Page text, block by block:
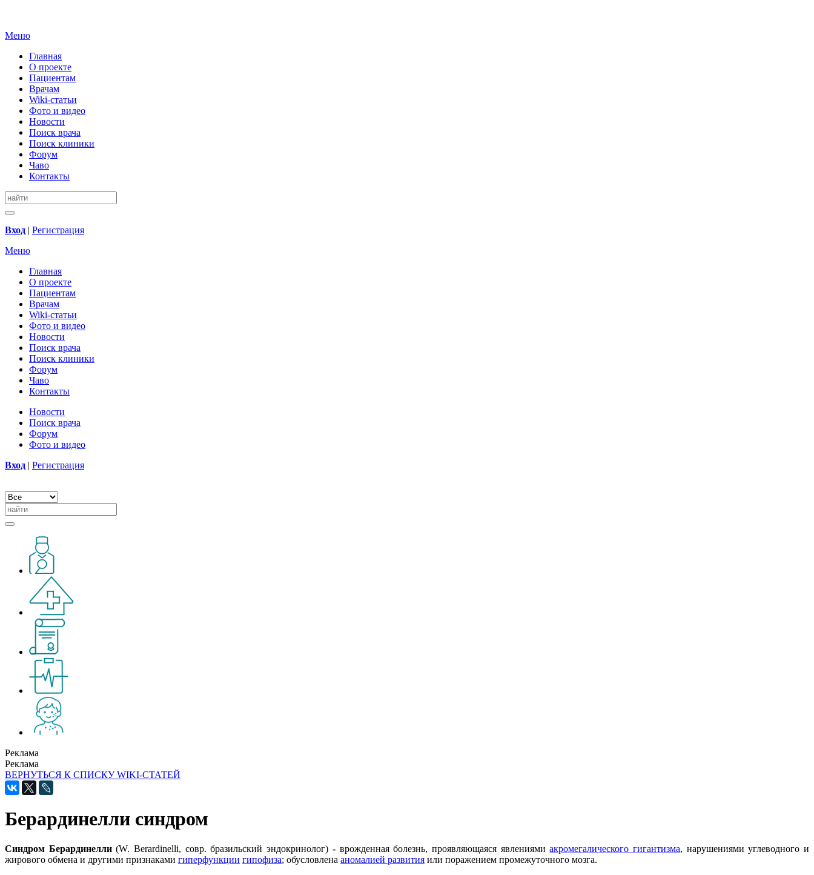
Меню
Главная
О проекте
Пациентам
Врачам
Wiki-статьи
Фото и видео
Новости
Поиск врача
Поиск клиники
Форум
Чаво
Контакты
Вход | Регистрация
Меню
Главная
О проекте
Пациентам
Врачам
Wiki-статьи
Фото и видео
Новости
Поиск врача
Поиск клиники
Форум
Чаво
Контакты
Новости
Поиск врача
Форум
Фото и видео
Вход | Регистрация
Реклама
Реклама
ВЕРНУТЬСЯ К СПИСКУ WIKI-СТАТЕЙ
Берардинелли синдром
Синдром Берардинелли(W. Berardinelli, совр. бразильский эндокринолог) - врожденная болезнь, проявляющаяся явлениямиакромегалического гигантизма, нарушениями углеводного и
жирового обмена и другими признаками гиперфункции гипофиза; обусловлена аномалией развития или поражением промежуточного мозга.